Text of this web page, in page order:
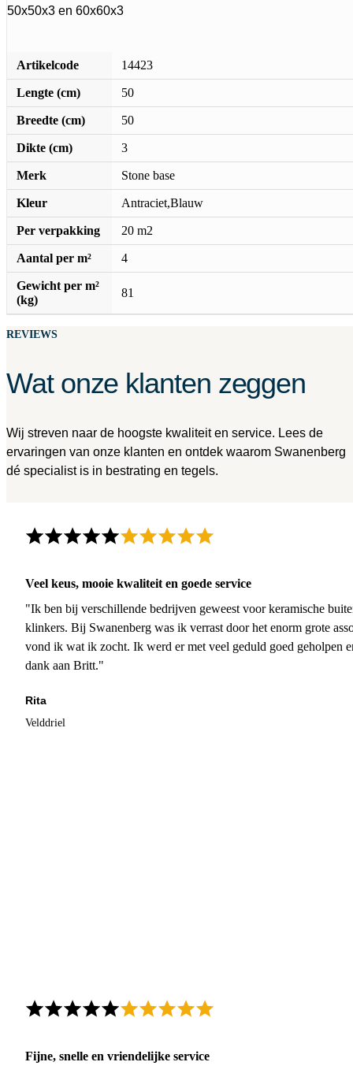
50x50x3 en 60x60x3
Artikelcode 14423
Lengte (cm) 50
Breedte (cm) 50
Dikte (cm) 3
Merk Stone base
Kleur Antraciet,Blauw
Per verpakking 20 m2
Aantal per m² 4
Gewicht per m²
(kg)
81
REVIEWS
Wat onze klanten zeggen
Wij streven naar de hoogste kwaliteit en service. Lees de
ervaringen van onze klanten en ontdek waarom Swanenberg
dé specialist is in bestrating en tegels.
Veel keus, mooie kwaliteit en goede service
"Ik ben bij verschillende bedrijven geweest voor keramische
klinkers. Bij Swanenberg was ik verrast door het enorm grote
vond ik wat ik zocht. Ik werd er met veel geduld goed geholpen
dank aan Britt."
Rita
Velddriel
Fijne, snelle en vriendelijke service